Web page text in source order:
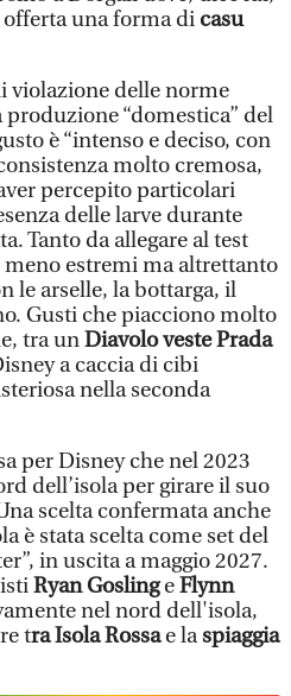
una forma di casu
violazione delle norme
“domestica” del
è “intenso e deciso, con
molto cremosa,
percepito particolari
delle larve durante
Tanto da allegare al test
estremi ma altrettanto
le arselle, la bottarga, il
Gusti che piacciono molto
tra unDiavolo veste Prada
a caccia di cibi
nella seconda
per Disney che nel 2023
dell’isola per girare il suo
scelta confermata anche
è stata scelta come set del
in uscita a maggio 2027.
Ryan GoslingeFlynn
nel nord dell'isola,
tra Isola Rossae laspiaggia